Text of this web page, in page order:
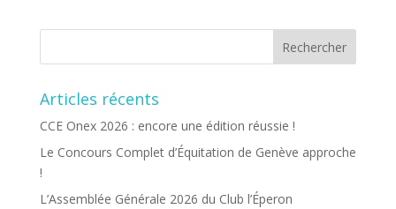
Articles récents
CCE Onex 2026 : encore une édition réussie !
Le Concours Complet d’Équitation de Genève approche
!
L’Assemblée Générale 2026 du Club l’Éperon